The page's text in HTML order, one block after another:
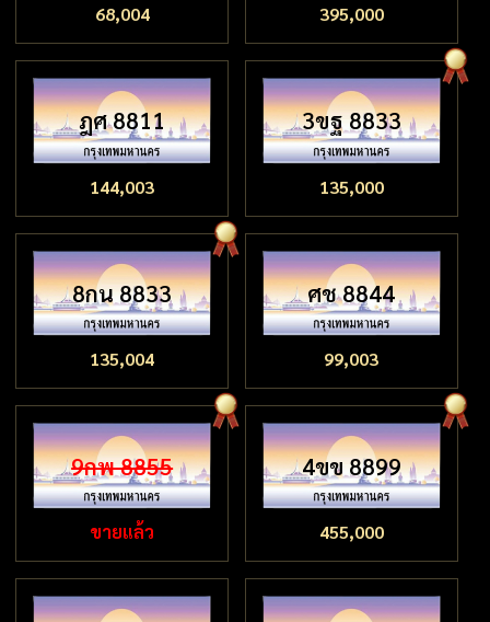
68,004 395,000
ฎศ 8811
144,003
3ขฐ 8833
135,000
8กน 8833
135,004
ศช 8844
99,003
9กพ 8855
ขายแล้ว
4ขข 8899
455,000